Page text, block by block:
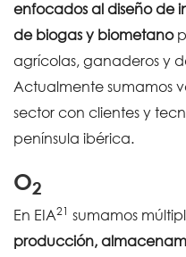
enfocados al diseño de
de biogas y biometano
agrícolas, ganaderos y
Actualmente sumamos
sector con clientes y
península ibérica.
O2
En EIA21 sumamos
producción,